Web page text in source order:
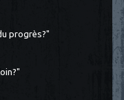
progrès?"